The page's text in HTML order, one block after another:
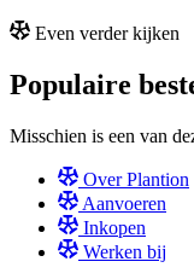
Even verder kijken
Populaire
Misschien is een van
Over Plantion
Aanvoeren
Inkopen
Werken bij